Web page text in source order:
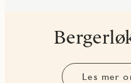
Les mer